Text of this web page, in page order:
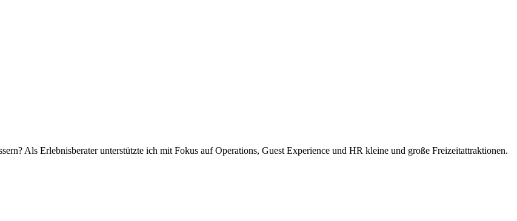
Als Erlebnisberater unterstützte ich mit Fokus auf Operations, Guest Experience und HR kleine und große Freizeitattraktionen.